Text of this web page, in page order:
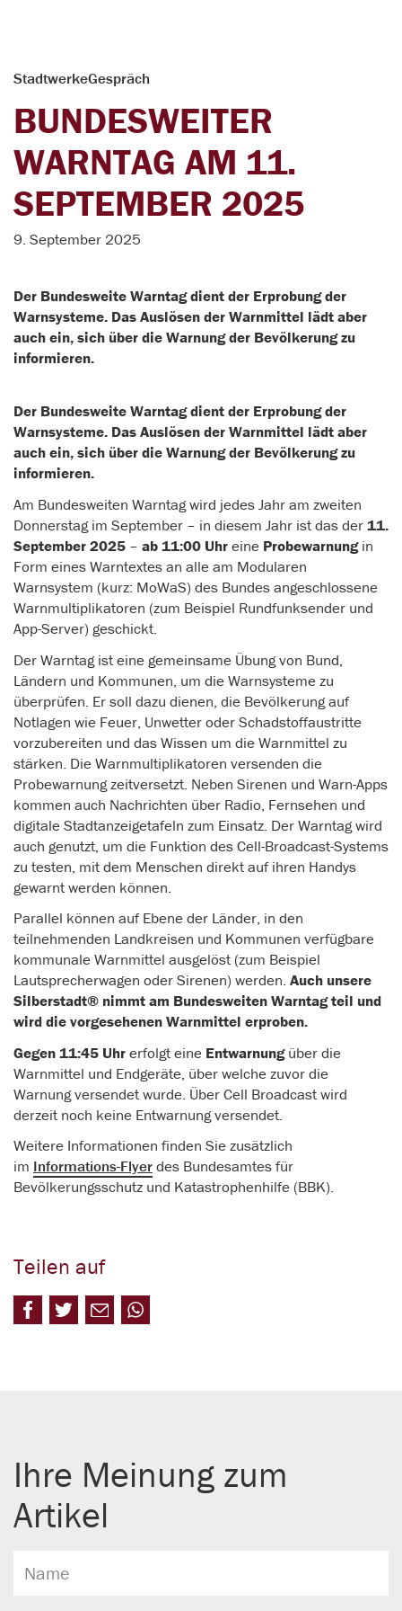
StadtwerkeGespräch
BUNDESWEITER
WARNTAG AM 11.
SEPTEMBER 2025
9. September 2025
Der Bundesweite Warntag dient der Erprobung der
Warnsysteme. Das Auslösen der Warnmittel lädt aber
auch ein, sich über die Warnung der Bevölkerung zu
informieren.
Der Bundesweite Warntag dient der Erprobung der
Warnsysteme. Das Auslösen der Warnmittel lädt aber
auch ein, sich über die Warnung der Bevölkerung zu
informieren.
Am Bundesweiten Warntagwird jedes Jahr am zweiten
Donnerstag im September – in diesem Jahr ist das der11.
September 2025 – ab 11:00 Uhreine Probewarnungin
Form eines Warntextes an alle am Modularen
Warnsystem (kurz: MoWaS) des Bundes angeschlossene
Warnmultiplikatoren (zum Beispiel Rundfunksender und
App-Server) geschickt.
Der Warntag ist eine gemeinsame Übung von Bund,
Ländern und Kommunen, um die Warnsysteme zu
überprüfen. Er soll dazu dienen, die Bevölkerung auf
Notlagen wie Feuer, Unwetter oder Schadstoffaustritte
vorzubereiten und das Wissen um die Warnmittel zu
stärken. Die Warnmultiplikatoren versenden die
Probewarnung zeitversetzt. Neben Sirenen und Warn-Apps
kommen auch Nachrichten über Radio, Fernsehen und
digitale Stadtanzeigetafeln zum Einsatz. Der Warntag wird
auch genutzt, um die Funktion des Cell-Broadcast-Systems
zu testen, mit dem Menschen direkt auf ihren Handys
gewarnt werden können.
Parallel können auf Ebene der Länder, in den
teilnehmenden Landkreisen und Kommunen verfügbare
kommunale Warnmittel ausgelöst (zum Beispiel
Lautsprecherwagen oder Sirenen) werden. Auch unsere
Silberstadt® nimmt am Bundesweiten Warntag teil und
wird die vorgesehenen Warnmittel erproben.
Gegen 11:45 Uhrerfolgt eine Entwarnungüber die
Warnmittel und Endgeräte, über welche zuvor die
Warnung versendet wurde. Über Cell Broadcast wird
derzeit noch keine Entwarnung versendet.
Weitere Informationen finden Sie zusätzlich
im Informations-Flyerdes Bundesamtes für
Bevölkerungsschutz und Katastrophenhilfe (BBK).
Teilen auf
Ihre Meinung zum
Artikel